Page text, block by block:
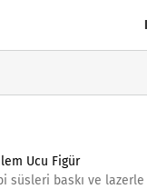
Ucu Figür
süsleri baskı ve